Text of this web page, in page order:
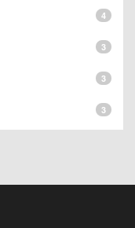
4
3
3
3